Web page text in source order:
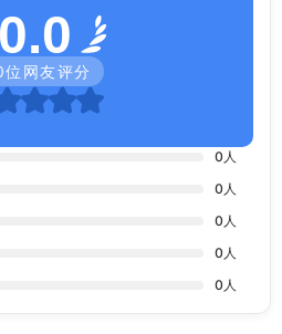
0.0
位网友评分
0 人
0 人
0 人
0 人
0 人